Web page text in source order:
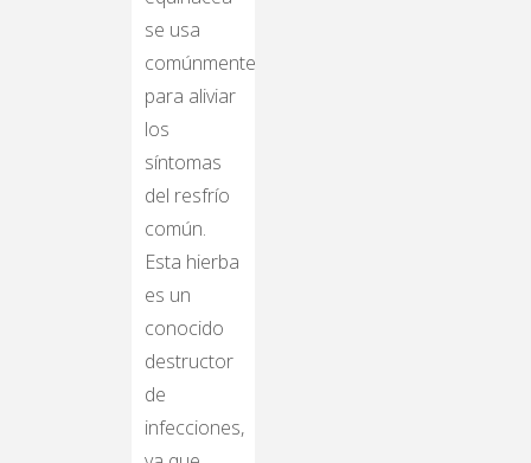
se usa
comúnmente
para aliviar
los
síntomas
del resfrío
común.
Esta hierba
es un
conocido
destructor
de
infecciones,